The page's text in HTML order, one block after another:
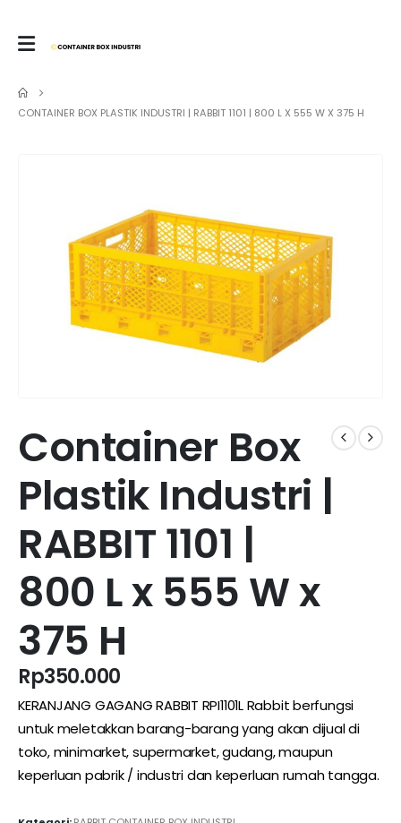
CONTAINER BOX PLASTIK INDUSTRI | RABBIT 1101 | 800 L X 555 W X 375 H
Container Box
Plastik Industri |
RABBIT 1101 |
800 L x 555 W x
375 H
Rp350.000
KERANJANG GAGANG RABBIT RPI1101L Rabbit berfungsi
untuk meletakkan barang-barang yang akan dijual di
toko,minimarket,supermarket,gudang, maupun
keperluan pabrik / industri dan keperluan rumah tangga.